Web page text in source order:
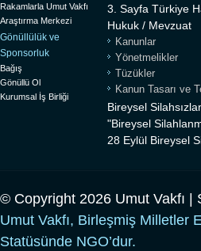
Rakamlarla Umut Vakfı
Araştırma Merkezi
Gönüllülük ve
Sponsorluk
Bağış
Gönüllü Ol
Kurumsal İş Birliği
3. Sayfa Türkiye
Hukuk / Mevzuat
Kanunlar
Yönetmelikler
Tüzükler
Kanun Tasarı ve
Bireysel
"Bireysel
28 Eylül Bireysel
© Copyright 2026 Umut Vakfı |
Umut Vakfı, Birleşmiş Milletler
Statüsünde NGO’dur.